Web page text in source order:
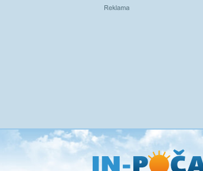
Přejít
na
hlavní
obsah